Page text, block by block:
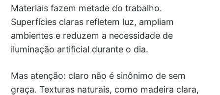
Materiais fazem metade do trabalho.
Superfícies claras refletem luz, ampliam
ambientes e reduzem a necessidade de
iluminação artificial durante o dia.
Mas atenção: claro não é sinônimo de sem
graça. Texturas naturais, como madeira clara,